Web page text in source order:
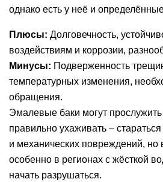
однако есть у неё и
Плюсы: Долговечность,
воздействиям и коррозии,
Минусы: Подверженность
температурных изменения,
обращения.
Эмалевые баки могут
правильно ухаживать –
и механических повреждений, но
особенно в регионах с жёсткой
начать разрушаться.